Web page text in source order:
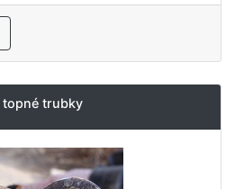
trubky